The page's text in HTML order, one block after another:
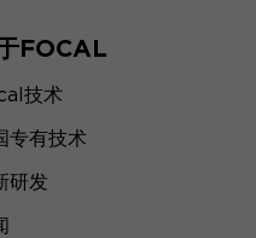
FOCAL
技术
专有技术
研发